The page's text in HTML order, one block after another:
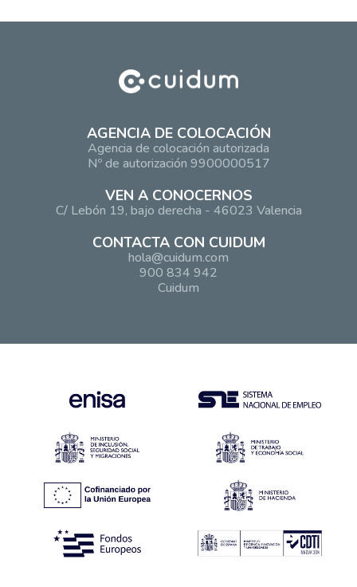
AGENCIA DE COLOCACIÓN
Agencia de colocación autorizada
Nº de autorización 9900000517
VEN A CONOCERNOS
C/ Lebón 19, bajo derecha - 46023 Valencia
CONTACTA CON CUIDUM
hola@cuidum.com
900 834 942
Cuidum